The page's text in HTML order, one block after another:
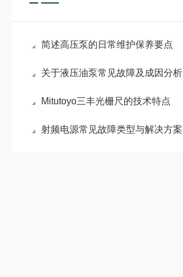
简述高压泵的日常维护保养要点
关于液压油泵常见故障及成因分析
Mitutoyo三丰光栅尺的技术特点
射频电源常见故障类型与解决方案